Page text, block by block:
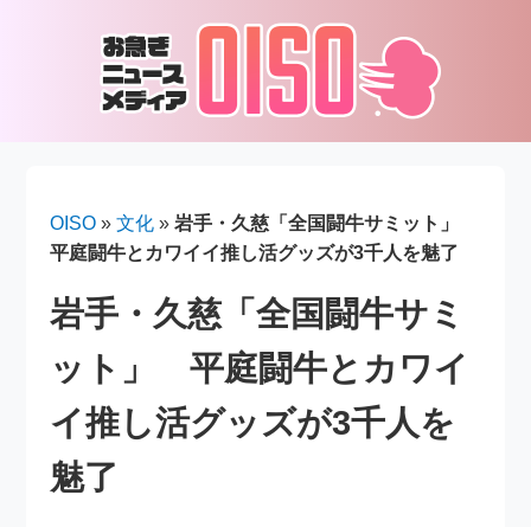
OISO »文化 »岩手・久慈「全国闘牛サミット」
平庭闘牛とカワイイ推し活グッズが3千人を魅了
岩手・久慈「全国闘牛サミ
ット」 平庭闘牛とカワイ
イ推し活グッズが3千人を
魅了